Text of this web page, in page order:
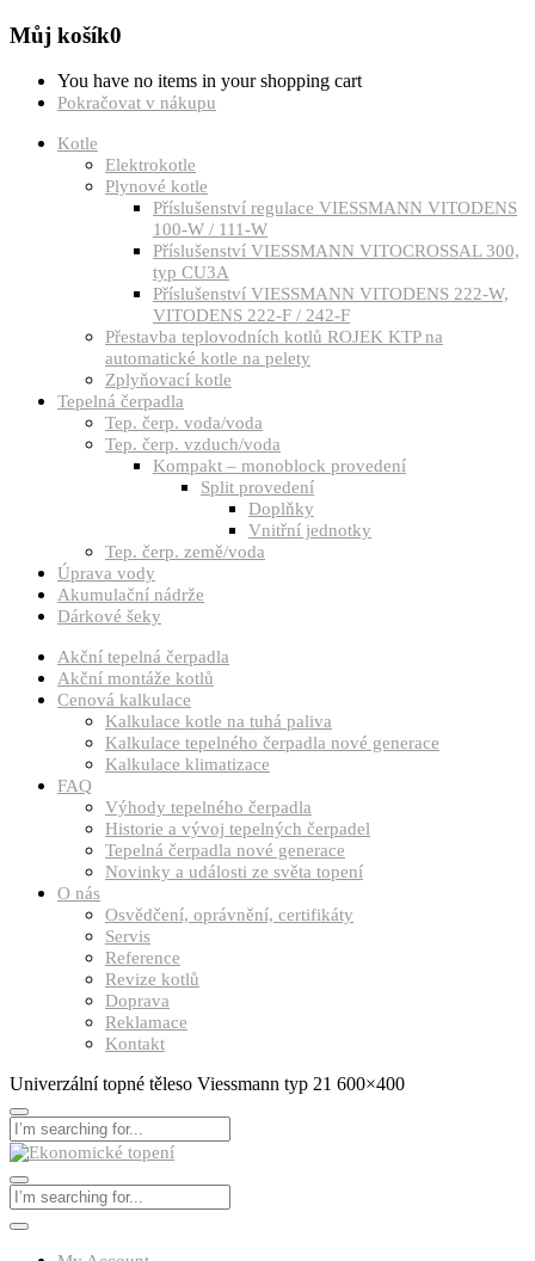
Můj košík0
You have no items in your shopping cart
Pokračovat v nákupu
Kotle
Elektrokotle
Plynové kotle
Příslušenství regulace VIESSMANN VITODENS
100-W / 111-W
Příslušenství VIESSMANN VITOCROSSAL 300,
typ CU3A
Příslušenství VIESSMANN VITODENS 222-W,
VITODENS 222-F / 242-F
Přestavba teplovodních kotlů ROJEK KTP na
automatické kotle na pelety
Zplyňovací kotle
Tepelná čerpadla
Tep. čerp. voda/voda
Tep. čerp. vzduch/voda
Kompakt – monoblock provedení
Split provedení
Doplňky
Vnitřní jednotky
Tep. čerp. země/voda
Úprava vody
Akumulační nádrže
Dárkové šeky
Akční tepelná čerpadla
Akční montáže kotlů
Cenová kalkulace
Kalkulace kotle na tuhá paliva
Kalkulace tepelného čerpadla nové generace
Kalkulace klimatizace
FAQ
Výhody tepelného čerpadla
Historie a vývoj tepelných čerpadel
Tepelná čerpadla nové generace
Novinky a události ze světa topení
O nás
Osvědčení, oprávnění, certifikáty
Servis
Reference
Revize kotlů
Doprava
Reklamace
Kontakt
Univerzální topné těleso Viessmann typ 21 600×400